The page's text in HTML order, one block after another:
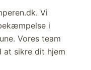
Vi
i
Vores team
sikre dit hjem